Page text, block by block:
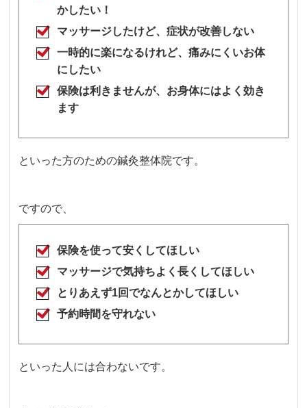
かしたい！
マッサージしたけど、症状が改善しない
一時的に楽になるけれど、痛みにくいお体
にしたい
保険は利きませんが、お身体にはよく効き
ます
といった方のための鍼灸整体院です。
ですので、
保険を使って安くしてほしい
マッサージで気持ちよく長くしてほしい
とりあえず1回でなんとかしてほしい
予約時間を守れない
といった人には合わないです。